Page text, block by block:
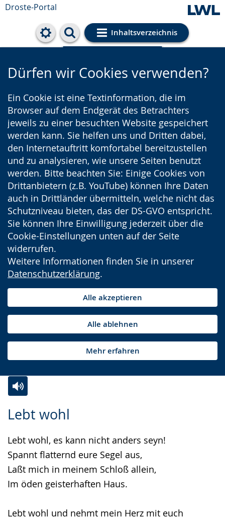
Droste-Portal
Inhaltsverzeichnis
Cookie-Einstellungen
Dürfen wir Cookies verwenden?
Ein Cookie ist eine Textinformation, die im
Browser auf dem Endgerät des Betrachters
jeweils zu einer besuchten Website gespeichert
werden kann. Sie helfen uns und Dritten dabei,
den Internetauftritt komfortabel bereitzustellen
und zu analysieren, wie unsere Seiten benutzt
werden. Bitte beachten Sie: Einige Cookies von
Drittanbietern (z.B. YouTube) können Ihre Daten
auch in Drittländer übermitteln, welche nicht das
Schutzniveau bieten, das der DS-GVO entspricht.
Sie können Ihre Einwilligung jederzeit über die
Cookie-Einstellungen unten auf der Seite
widerrufen.
Weitere Informationen finden Sie in unserer
Datenschutzerklärung.
Alle akzeptieren
Alle ablehnen
Mehr erfahren
Lebt wohl
Lebt wohl, es kann nicht anders seyn!
Spannt flatternd eure Segel aus,
Laßt mich in meinem Schloß allein,
Im öden geisterhaften Haus.
Lebt wohl und nehmt mein Herz mit euch
Leichten
wechseln.
Audio-
Video
Deutscher
Gebärdensprache
wird
angezeigt.